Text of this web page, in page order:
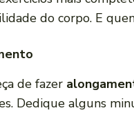
do corpo. E
de fazer
Dedique alguns